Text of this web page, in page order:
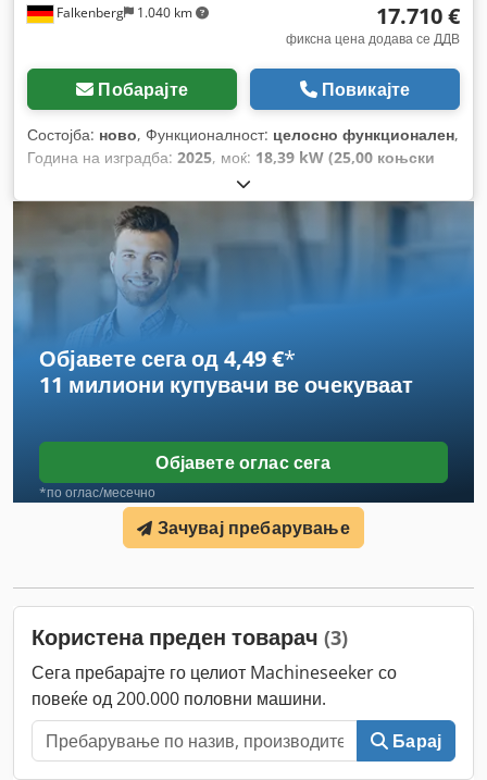
Falkenberg 1.040 km 17.710 €
фиксна цена додава се ДДВ
Побарајте Повикајте
Состојба: ново, Функционалност: целосно функционален,
Година на изградба: 2025, моќ: 18,39 kW (25,00 коњски
, произведувач на мотори:
автоматски, тип на гориво:дизел, максимална брзина:16
, Опрема:дополнителни фарови, осветлување,
погон на сите тркала, приклучок за приколка,
хидраулични системи
Објавете сега од 4,49 €*
11 милиони купувачи ве очекуваат
Објавете оглас сега
*по оглас/месечно
Зачувај пребарување
Користена преден товарач (3)
Сега пребарајте го целиот Machineseeker со
повеќе од 200.000 половни машини.
Барај